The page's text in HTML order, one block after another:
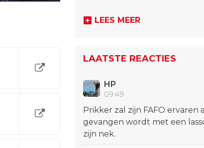
LEES MEER
LAATSTE REACTIES
HP
09:49
Prikker zal zijn FAFO ervaren
gevangen wordt met een
zijn nek.